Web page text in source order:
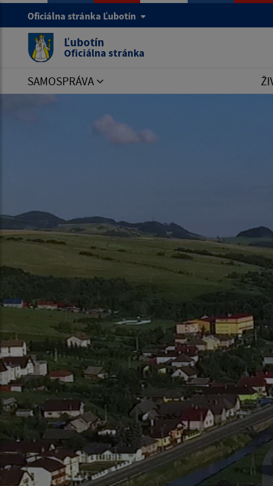
Oficiálna stránka Ľubotín
Ľubotín
Oficiálna stránka
SAMOSPRÁVA